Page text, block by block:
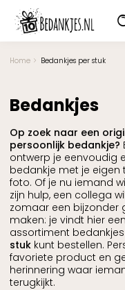
naar
navigatie
Home Bedankjes per stuk
Bedankjes
Op zoek naar een
persoonlijk bedankje?
ontwerp je eenvoudig
bedankje met je eigen
foto. Of je nu iemand
zijn hulp, een collega
zomaar een bijzonder
maken: je vindt hier
assortiment
stuk kunt bestellen.
favoriete product en
herinnering waar
terugkijkt.